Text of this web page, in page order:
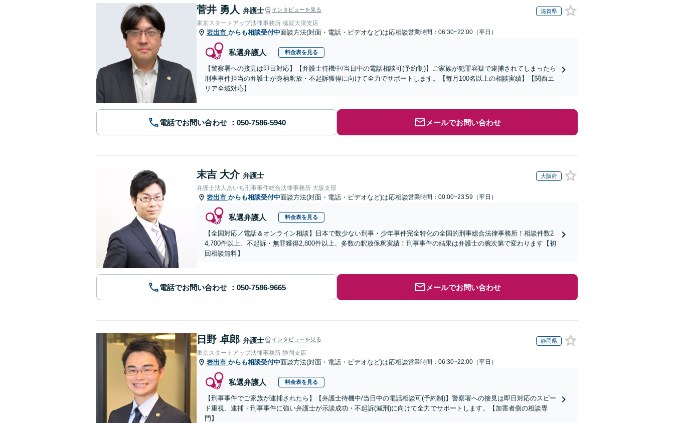
菅井 勇人 弁護士 インタビューを見る 滋賀県
東京スタートアップ法律事務所 滋賀大津支店
岩出市 からも相談受付中面談方法(対面・電話・ビデオなど)は応相談営業時間：06:30~22:00（平日）
私選弁護人 料金表を見る
【警察署への接見は即日対応】【弁護士待機中/当日中の電話相談可(予約制)】ご家族が犯罪容疑で逮捕されてしまったら
刑事事件担当の弁護士が身柄釈放・不起訴獲得に向けて全力でサポートします。【毎月100名以上の相談実績】【関西エ
リア全域対応】
電話でお問い合わせ メールでお問い合わせ
末吉 大介 弁護士 大阪府
弁護士法人あいち刑事事件総合法律事務所 大阪支部
岩出市 からも相談受付中面談方法(対面・電話・ビデオなど)は応相談営業時間：00:00~23:59（平日）
私選弁護人 料金表を見る
【全国対応／電話＆オンライン相談】日本で数少ない刑事・少年事件完全特化の全国的刑事総合法律事務所！相談件数2
4,700件以上、不起訴・無罪獲得2,800件以上、多数の釈放保釈実績！刑事事件の結果は弁護士の腕次第で変わります【初
回相談無料】
電話でお問い合わせ メールでお問い合わせ
日野 卓郎 弁護士 インタビューを見る 静岡県
東京スタートアップ法律事務所 静岡支店
岩出市 からも相談受付中面談方法(対面・電話・ビデオなど)は応相談営業時間：06:30~22:00（平日）
私選弁護人 料金表を見る
【刑事事件でご家族が逮捕されたら】【弁護士待機中/当日中の電話相談可(予約制)】警察署への接見は即日対応のスピー
ド重視、逮捕・刑事事件に強い弁護士が示談成功・不起訴(減刑)に向けて全力でサポートします。【加害者側の相談専
門】